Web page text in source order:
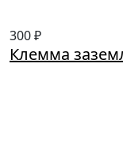
300 ₽
Клемма